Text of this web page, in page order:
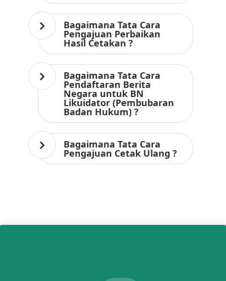
Bagaimana Tata Cara
Pengajuan Perbaikan
Hasil Cetakan ?
Bagaimana Tata Cara
Pendaftaran Berita
Negara untuk BN
Likuidator (Pembubaran
Badan Hukum) ?
Bagaimana Tata Cara
Pengajuan Cetak Ulang ?